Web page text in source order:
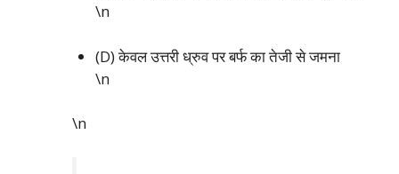
\n
(D) केवल उत्तरी ध्रुव पर बर्फ का तेजी से जमना
\n
\n